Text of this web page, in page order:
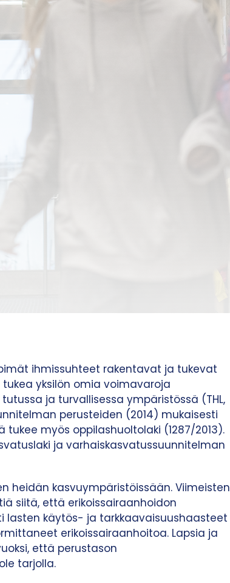
ihmissuhteet rakentavat ja tukevat
yksilön omia voimavaroja
ja turvallisessa ympäristössä (THL,
perusteiden (2014) mukaisesti
myös oppilashuoltolaki (1287/2013).
ja varhaiskasvatussuunnitelman
heidän kasvuympäristöissään. Viimeisten
siitä, että erikoissairaanhoidon
lasten käytös- ja tarkkaavaisuushaasteet
erikoissairaanhoitoa. Lapsia ja
että perustason
tarjolla.